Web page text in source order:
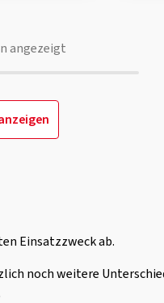
angezeigt
Einsatzzweck ab.
noch weitere